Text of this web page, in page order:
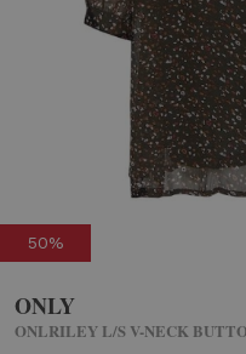
50%
ONLY
ONLRILEY L/S V-NECK